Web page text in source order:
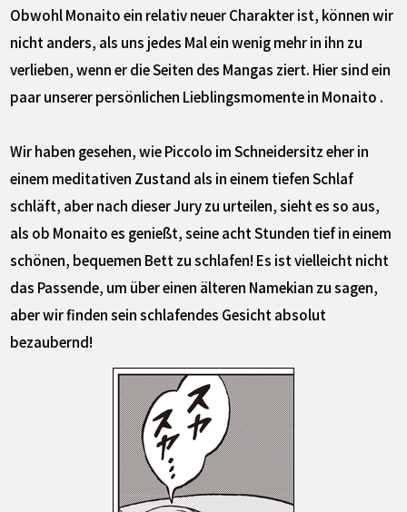
Obwohl Monaito ein relativ neuer Charakter ist, können wir
nicht anders, als uns jedes Mal ein wenig mehr in ihn zu
verlieben, wenn er die Seiten des Mangas ziert. Hier sind ein
paar unserer persönlichen Lieblingsmomente in Monaito .
Wir haben gesehen, wie Piccolo im Schneidersitz eher in
einem meditativen Zustand als in einem tiefen Schlaf
schläft, aber nach dieser Jury zu urteilen, sieht es so aus,
als ob Monaito es genießt, seine acht Stunden tief in einem
schönen, bequemen Bett zu schlafen! Es ist vielleicht nicht
das Passende, um über einen älteren Namekian zu sagen,
aber wir finden sein schlafendes Gesicht absolut
bezaubernd!